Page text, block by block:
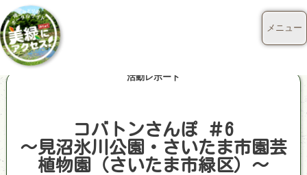
活動レポート
コバトンさんぽ ＃6
～見沼氷川公園・さいたま市園芸
植物園（さいたま市緑区）～
メニュー